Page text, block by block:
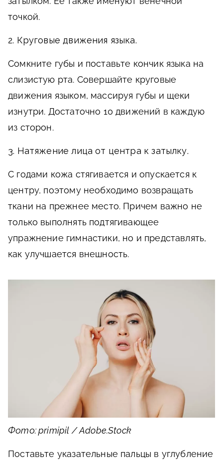
точкой.
2. Круговые движения языка.
Сомкните губы и поставьте кончик языка на
слизистую рта. Совершайте круговые
движения языком, массируя губы и щеки
изнутри. Достаточно 10 движений в каждую
из сторон.
3. Натяжение лица от центра к затылку.
С годами кожа стягивается и опускается к
центру, поэтому необходимо возвращать
ткани на прежнее место. Причем важно не
только выполнять подтягивающее
упражнение гимнастики, но и представлять,
как улучшается внешность.
Фото: primipil / Adobe.Stock
Поставьте указательные пальцы в углубление